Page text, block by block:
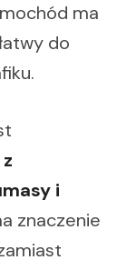
ma
do
i
znaczenie